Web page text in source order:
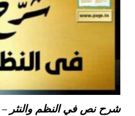
شرح نص في النظم والنثر –